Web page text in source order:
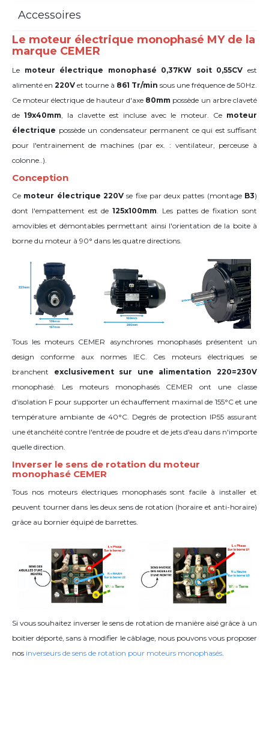
Accessoires
Le moteur électrique monophasé MY de la
marque CEMER
Le moteur électrique monophasé 0,37KW soit 0,55CV est
alimenté en 220V et tourne à 861 Tr/min sous une fréquence de 50Hz.
Ce moteur électrique de hauteur d'axe 80mm possède un arbre claveté
de19x40mm, la clavette est incluse avec le moteur. Ce moteur
électrique possède un condensateur permanent ce qui est suffisant
pour l'entrainement de machines (par ex. : ventilateur, perceuse à
colonne..).
Conception
Ce moteur électrique 220Vse fixe par deux pattes (montage B3)
dont l'empattement est de125x100mm. Les pattes de fixation sont
amovibles et démontables permettant ainsi l'orientation de la boite à
borne du moteur à 90° dans les quatre directions.
Tous les moteurs CEMER asynchrones monophasés présentent un
design conforme aux normes IEC. Ces moteurs électriques se
branchent exclusivement sur une alimentation 220=230V
monophasé. Les moteurs monophasés CEMER ont une classe
d'isolation F pour supporter un échauffement maximal de 155°C et une
température ambiante de 40°C. Degrés de protection IP55 assurant
une étanchéité contre l'entrée de poudre et de jets d'eau dans n'importe
quelle direction.
Inverser le sens de rotation du moteur
monophasé CEMER
Tous nos moteurs électriques monophasés sont facile à installer et
peuvent tourner dans les deux sens de rotation (horaire et anti-horaire)
grâce au bornier équipé de barrettes.
Si vous souhaitez inverser le sens de rotation de manière aisé grâce à un
boitier déporté, sans à modifier le câblage, nous pouvons vous proposer
nos inverseurs de sens de rotation pour moteurs monophasés.